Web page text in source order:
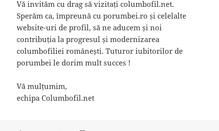
Vă invităm cu drag să vizitați columbofil.net.
Sperăm ca, împreună cu porumbei.ro și celelalte
website-uri de profil, să ne aducem și noi
contribuția la progresul și modernizarea
columbofiliei românești. Tuturor iubitorilor de
porumbei le dorim mult succes !
Vă mulțumim,
echipa Columbofil.net